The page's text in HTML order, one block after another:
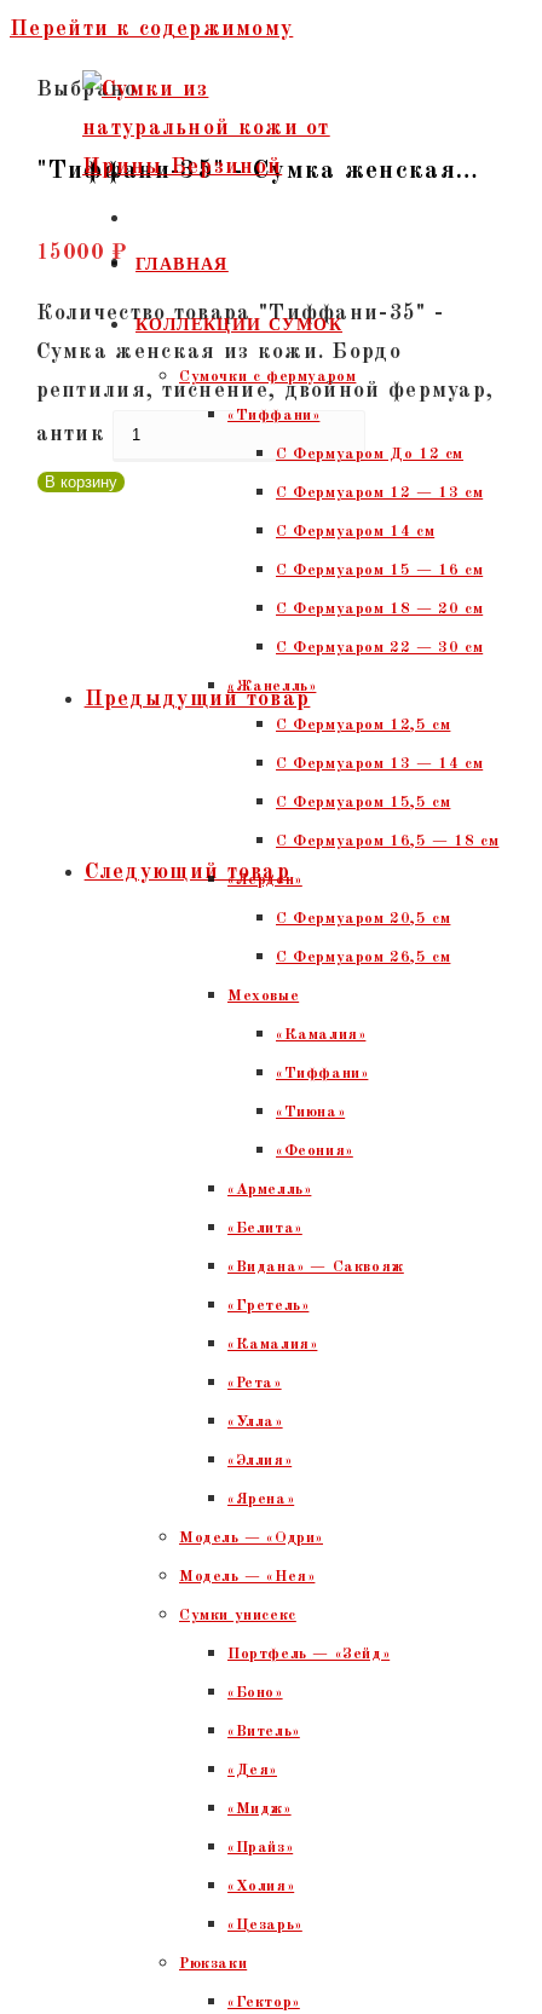
Перейти к содержимому
ГЛАВНАЯ
КОЛЛЕКЦИИ СУМОК
Сумочки c фермуаром
«Тиффани»
С Фермуаром До 12 см
С Фермуаром 12 — 13 см
С Фермуаром 14 см
С Фермуаром 15 — 16 см
C Фермуаром 18 — 20 см
С Фермуаром 22 — 30 см
«Жанелль»
С Фермуаром 12,5 см
С Фермуаром 13 — 14 см
С Фермуаром 15,5 см
С Фермуаром 16,5 — 18 см
«Лерден»
С Фермуаром 20,5 см
С Фермуаром 26,5 см
Меховые
«Камалия»
«Тиффани»
«Тиюна»
«Феония»
«Армелль»
«Белита»
«Видана» — Саквояж
«Гретель»
«Камалия»
«Рета»
«Улла»
«Эллия»
«Ярена»
Модель — «Одри»
Модель — «Нея»
Сумки унисекс
Портфель — «Зейд»
«Боно»
«Витель»
«Дея»
«Мидж»
«Прайз»
«Холия»
«Цезарь»
Рюкзаки
«Гектор»
Выбрано:
"Тиффани-35" - Сумка женская…
15000 ₽
Количество товара "Тиффани-35" -
Сумка женская из кожи. Бордо
рептилия, тиснение, двойной фермуар,
антик
В корзину
Предыдущий товар
Следующий товар